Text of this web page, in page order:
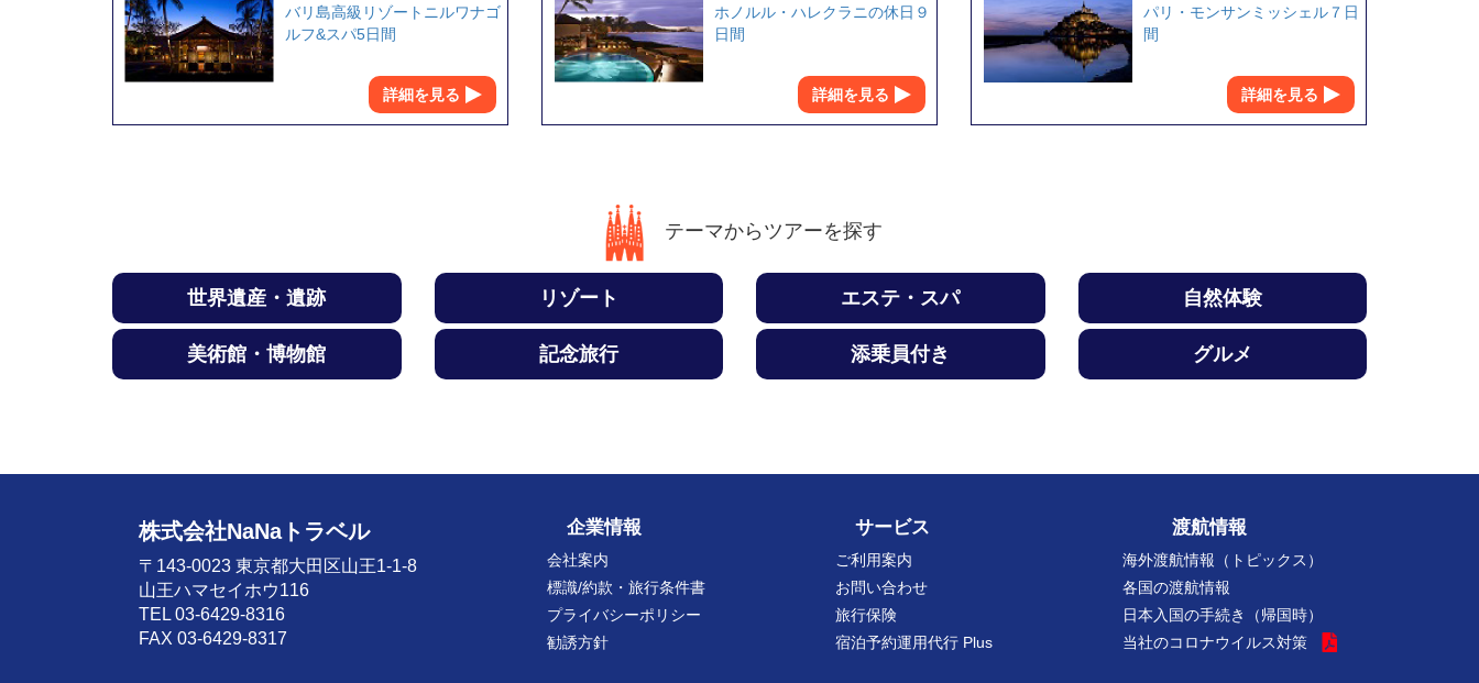
バリ島高級リゾートニルワナゴ
ルフ&スパ5日間
詳細を見る
ホノルル・ハレクラニの休日９
日間
詳細を見る
パリ・モンサンミッシェル７日
間
詳細を見る
テーマからツアーを探す
世界遺産・遺跡 リゾート エステ・スパ 自然体験
美術館・博物館 記念旅行 添乗員付き グルメ
株式会社NaNaトラベル
〒143-0023 東京都大田区山王1-1-8
山王ハマセイホウ116
TEL 03-6429-8316
FAX 03-6429-8317
企業情報
会社案内
標識/約款・旅行条件書
プライバシーポリシー
勧誘方針
サービス
ご利用案内
お問い合わせ
旅行保険
宿泊予約運用代行 Plus
渡航情報
海外渡航情報（トピックス）
各国の渡航情報
日本入国の手続き（帰国時）
当社のコロナウイルス対策